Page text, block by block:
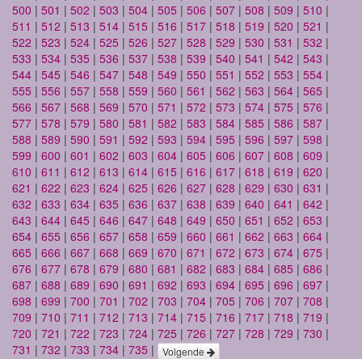
500 | 501 | 502 | 503 | 504 | 505 | 506 | 507 | 508 | 509 | 510 |
511 | 512 | 513 | 514 | 515 | 516 | 517 | 518 | 519 | 520 | 521 |
522 | 523 | 524 | 525 | 526 | 527 | 528 | 529 | 530 | 531 | 532 |
533 | 534 | 535 | 536 | 537 | 538 | 539 | 540 | 541 | 542 | 543 |
544 | 545 | 546 | 547 | 548 | 549 | 550 | 551 | 552 | 553 | 554 |
555 | 556 | 557 | 558 | 559 | 560 | 561 | 562 | 563 | 564 | 565 |
566 | 567 | 568 | 569 | 570 | 571 | 572 | 573 | 574 | 575 | 576 |
577 | 578 | 579 | 580 | 581 | 582 | 583 | 584 | 585 | 586 | 587 |
588 | 589 | 590 | 591 | 592 | 593 | 594 | 595 | 596 | 597 | 598 |
599 | 600 | 601 | 602 | 603 | 604 | 605 | 606 | 607 | 608 | 609 |
610 | 611 | 612 | 613 | 614 | 615 | 616 | 617 | 618 | 619 | 620 |
621 | 622 | 623 | 624 | 625 | 626 | 627 | 628 | 629 | 630 | 631 |
632 | 633 | 634 | 635 | 636 | 637 | 638 | 639 | 640 | 641 | 642 |
643 | 644 | 645 | 646 | 647 | 648 | 649 | 650 | 651 | 652 | 653 |
654 | 655 | 656 | 657 | 658 | 659 | 660 | 661 | 662 | 663 | 664 |
665 | 666 | 667 | 668 | 669 | 670 | 671 | 672 | 673 | 674 | 675 |
676 | 677 | 678 | 679 | 680 | 681 | 682 | 683 | 684 | 685 | 686 |
687 | 688 | 689 | 690 | 691 | 692 | 693 | 694 | 695 | 696 | 697 |
698 | 699 | 700 | 701 | 702 | 703 | 704 | 705 | 706 | 707 | 708 |
709 | 710 | 711 | 712 | 713 | 714 | 715 | 716 | 717 | 718 | 719 |
720 | 721 | 722 | 723 | 724 | 725 | 726 | 727 | 728 | 729 | 730 |
731 | 732 | 733 | 734 | 735 | Volgende